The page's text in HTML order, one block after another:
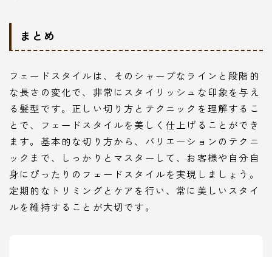
まとめ
フェードスタイルは、そのシャープなラインと段階的
な長さの変化で、非常にスタイリッシュな印象を与え
る髪型です。正しい切り方とテクニックを理解するこ
とで、フェードスタイルを美しく仕上げることができ
ます。基本的な切り方から、バリエーションのテクニ
ックまで、しっかりとマスターして、お客様や自分自
身にぴったりのフェードスタイルを実現しましょう。
定期的なトリミングとケアを行い、常に美しいスタイ
ルを維持することが大切です。